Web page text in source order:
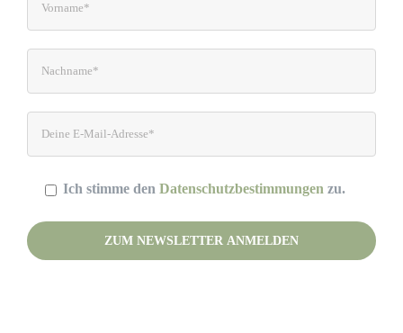
Ich stimme den Datenschutzbestimmungen zu.
Please leave this field empty.